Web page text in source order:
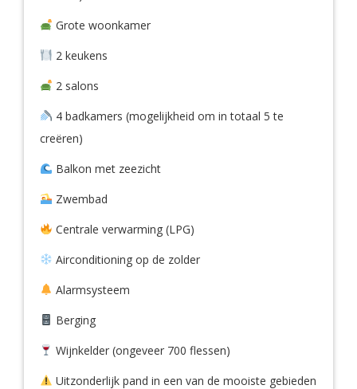
Grote woonkamer
2 keukens
2 salons
4 badkamers (mogelijkheid om in totaal 5 te
creëren)
Balkon met zeezicht
Zwembad
Centrale verwarming (LPG)
Airconditioning op de zolder
Alarmsysteem
Berging
Wijnkelder (ongeveer 700 flessen)
Uitzonderlijk pand in een van de mooiste gebieden